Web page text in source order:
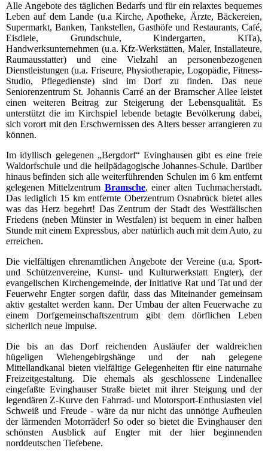
Alle Angebote des täglichen Bedarfs und für ein relaxtes bequemes
Leben auf dem Lande (u.a Kirche, Apotheke, Ärzte, Bäckereien,
Supermarkt, Banken, Tankstellen, Gasthöfe und Restaurants, Café,
Eisdiele, Grundschule, Kindergarten, KiTa),
Handwerksunternehmen (u.a. Kfz-Werkstätten, Maler, Installateure,
Raumausstatter) und eine Vielzahl an personenbezogenen
Dienstleistungen (u.a. Friseure, Physiotherapie, Logopädie, Fitness-
Studio, Pflegedienste) sind im Dorf zu finden. Das neue
Seniorenzentrum St. Johannis Carré an der Bramscher Allee leistet
einen weiteren Beitrag zur Steigerung der Lebensqualität. Es
unterstützt die im Kirchspiel lebende betagte Bevölkerung dabei,
sich vorort mit den Erschwernissen des Alters besser arrangieren zu
können.
Im idyllisch gelegenen „Bergdorf“ Evinghausen gibt es eine freie
Waldorfschule und die heilpädagogische Johannes-Schule. Darüber
hinaus befinden sich alle weiterführenden Schulen im 6 km entfernt
gelegenen Mittelzentrum Bramsche, einer alten Tuchmacherstadt.
Das lediglich 15 km entfernte Oberzentrum Osnabrück bietet alles
was das Herz begehrt! Das Zentrum der Stadt des Westfälischen
Friedens (neben Münster in Westfalen) ist bequem in einer halben
Stunde mit einem Expressbus, aber natürlich auch mit dem Auto, zu
erreichen.
Die vielfältigen ehrenamtlichen Angebote der Vereine (u.a. Sport-
und Schützenvereine, Kunst- und Kulturwerkstatt Engter), der
evangelischen Kirchengemeinde, der Initiative Rat und Tat und der
Feuerwehr Engter sorgen dafür, dass das Miteinander gemeinsam
aktiv gestaltet werden kann. Der Umbau der alten Feuerwache zu
einem Dorfgemeinschaftszentrum gibt dem dörflichen Leben
sicherlich neue Impulse.
Die bis an das Dorf reichenden Ausläufer der waldreichen
hügeligen Wiehengebirgshänge und der nah gelegene
Mittellandkanal bieten vielfältige Gelegenheiten für eine naturnahe
Freizeitgestaltung. Die ehemals als geschlossene Lindenallee
eingefaßte Evinghauser Straße bietet mit ihrer Steigung und der
legendären Z-Kurve den Fahrrad- und Motorsport-Enthusiasten viel
Schweiß und Freude - wäre da nur nicht das unnötige Aufheulen
der lärmenden Motorräder! So oder so bietet die Evinghauser den
schönsten Ausblick auf Engter mit der hier beginnenden
norddeutschen Tiefebene.